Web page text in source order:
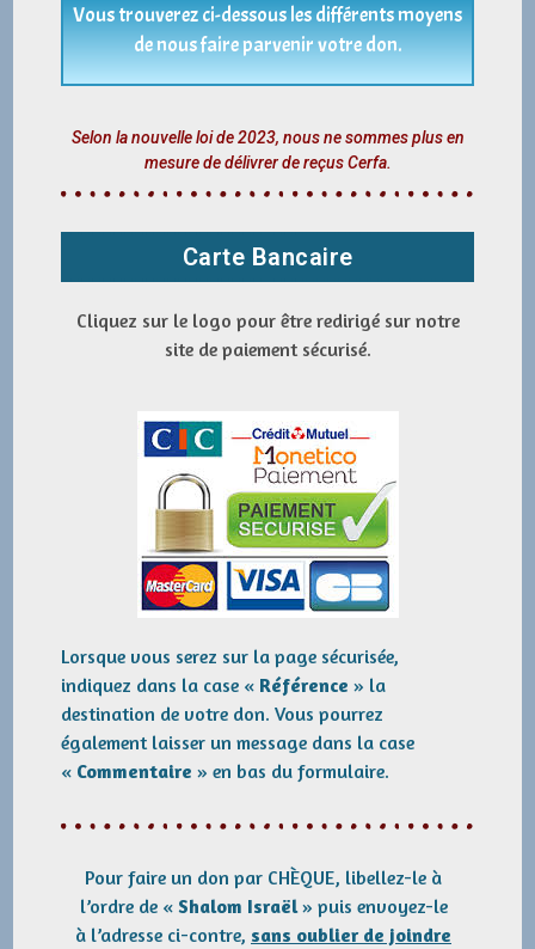
Vous trouverez ci-dessous les différents moyens
de nous faire parvenir votre don.
Selon la nouvelle loi de 2023, nous ne sommes plus en
mesure de délivrer de reçus Cerfa.
Carte Bancaire
Cliquez sur le logo pour être redirigé sur notre
site de paiement sécurisé.
Lorsque vous serez sur la page sécurisée,
indiquez dans la case « Référence » la
destination de votre don. Vous pourrez
également laisser un message dans la case
« Commentaire » en bas du formulaire.
Pour faire un don par CHÈQUE, libellez-le à
l’ordre de « Shalom Israël» puis envoyez-le
à l’adresse ci-contre, sans oublier de joindre